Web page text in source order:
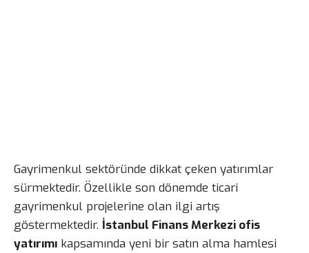
Gayrimenkul sektöründe dikkat çeken yatırımlar
sürmektedir. Özellikle son dönemde ticari
gayrimenkul projelerine olan ilgi artış
göstermektedir. İstanbul Finans Merkezi ofis
yatırımı kapsamında yeni bir satın alma hamlesi